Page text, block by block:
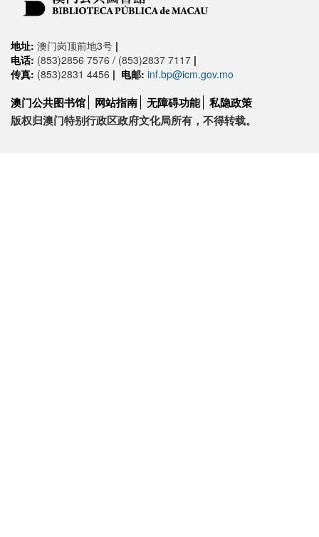
地址: 澳门岗顶前地3号 |
电话: (853)2856 7576 / (853)2837 7117 |
传真: (853)2831 4456 | 电邮: inf.bp@icm.gov.mo
澳门公共图书馆 网站指南 无障碍功能 私隐政策
版权归澳门特别行政区政府文化局所有，不得转载。